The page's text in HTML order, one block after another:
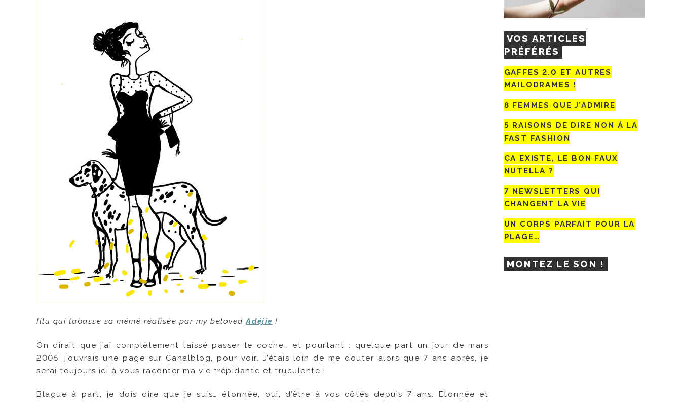
Illu qui tabasse sa mémé réalisée par my belovedAdéjie !
On dirait que j’ai complètement laissé passer le coche… et pourtant : quelque part un jour de mars
2005, j’ouvrais une page sur Canalblog, pour voir. J’étais loin de me douter alors que 7 ans après, je
serai toujours ici à vous raconter ma vie trépidante et truculente !
Blague à part, je dois dire que je suis… étonnée, oui, d’être à vos côtés depuis 7 ans. Etonnée et
VOS ARTICLES
PRÉFÉRÉS
GAFFES 2.0 ET AUTRES
MAILODRAMES !
8 FEMMES QUE J’ADMIRE
5 RAISONS DE DIRE NON À LA
FAST FASHION
ÇA EXISTE, LE BON FAUX
NUTELLA ?
7 NEWSLETTERS QUI
CHANGENT LA VIE
UN CORPS PARFAIT POUR LA
PLAGE…
MONTEZ LE SON !